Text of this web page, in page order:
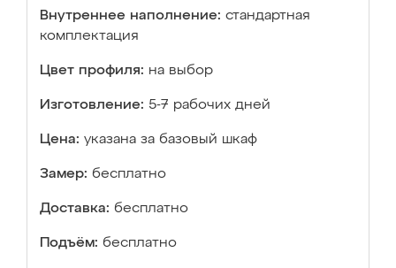
Внутреннее наполнение: стандартная
комплектация
Цвет профиля: на выбор
Изготовление: 5-7 рабочих дней
Цена: указана за базовый шкаф
Замер: бесплатно
Доставка: бесплатно
Подъём: бесплатно